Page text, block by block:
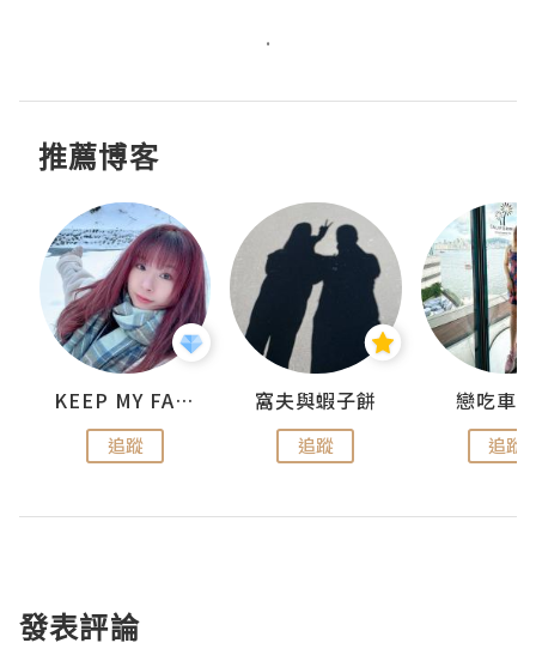
.
推薦博客
KEEP MY FAITH
追蹤
窩夫與蝦子餅
追蹤
戀吃車
追蹤
發表評論